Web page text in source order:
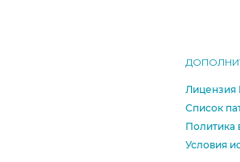
Лицензия
Список
Политика
Условия